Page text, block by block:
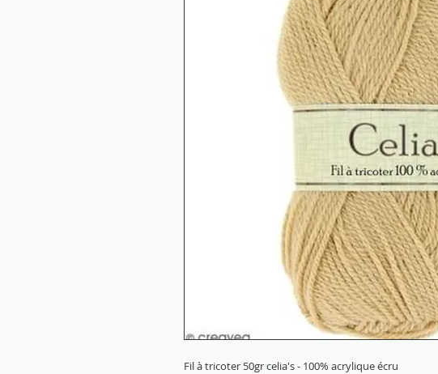
Fil à tricoter 50gr celia's - 100% acrylique écru